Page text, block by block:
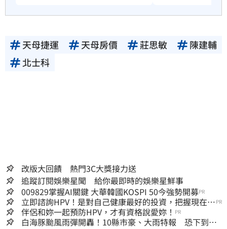
天母捷運 天母房價 莊思敏
陳建輔
北士科
改版大回饋 熱門3C大獎接力送
追蹤訂閱娛樂星聞 給你最即時的娛樂星鮮事
009829掌握AI關鍵 大華韓國KOSPI 50今強勢開募PR
立即諮詢HPV！是對自己健康最好的投資，把握現在不
嫌晚！
PR
伴侶和妳一起預防HPV，才有資格說愛妳！ PR
白海豚颱風雨彈開轟！10縣市豪、大雨特報 恐下到明